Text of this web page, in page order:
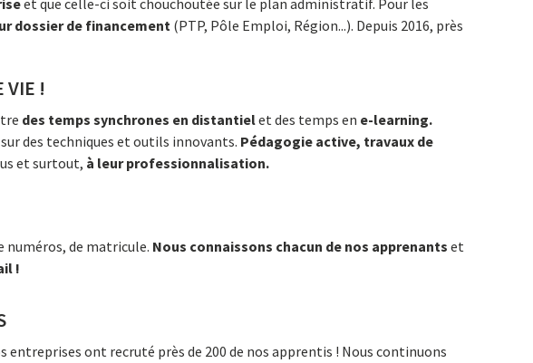
et que celle-ci soit chouchoutée sur le plan administratif. Pour les
dossier de financement (PTP, Pôle Emploi, Région...). Depuis 2016, près
VIE !
des temps synchrones en distantielet des temps en e-learning.
des techniques et outils innovants. Pédagogie active, travaux de
et surtout, à leur professionnalisation.
numéros, de matricule. Nous connaissons chacun de nos apprenants et
!
entreprises ont recruté près de 200 de nos apprentis ! Nous continuons